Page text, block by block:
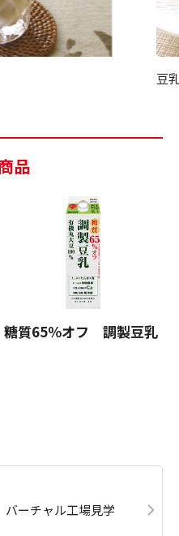
豆
品
糖質65％オフ 調製豆乳
バーチャル工場見学